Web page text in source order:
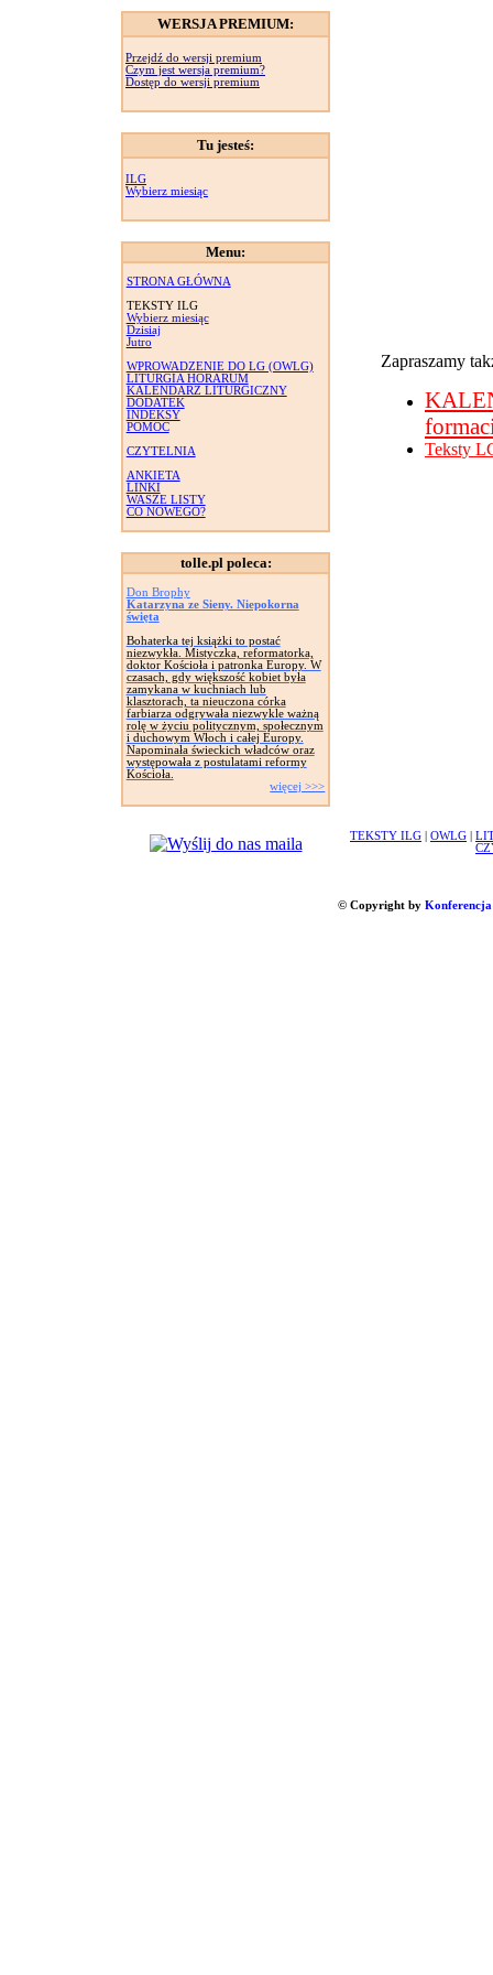
WERSJA PREMIUM:
Przejdź do wersji premium
Czym jest wersja premium?
Dostęp do wersji premium
Tu jesteś:
ILG
Wybierz miesiąc
Menu:
STRONA GŁÓWNA
TEKSTY ILG
Wybierz miesiąc
Dzisiaj
Jutro
WPROWADZENIE DO LG (OWLG)
LITURGIA HORARUM
KALENDARZ LITURGICZNY
DODATEK
INDEKSY
POMOC
CZYTELNIA
ANKIETA
LINKI
WASZE LISTY
CO NOWEGO?
tolle.pl poleca:
Don Brophy
Katarzyna ze Sieny. Niepokorna
święta
Bohaterka tej książki to postać
niezwykła. Mistyczka, reformatorka,
doktor Kościoła i patronka Europy. W
czasach, gdy większość kobiet była
zamykana w kuchniach lub
klasztorach, ta nieuczona córka
farbiarza odgrywała niezwykle ważną
rolę w życiu politycznym, społecznym
i duchowym Włoch i całej Europy.
Napominała świeckich władców oraz
występowała z postulatami reformy
Kościoła.
więcej >>>
Zapraszamy
Teksty
TEKSTY ILG OWLG
© Copyright by Konferencja